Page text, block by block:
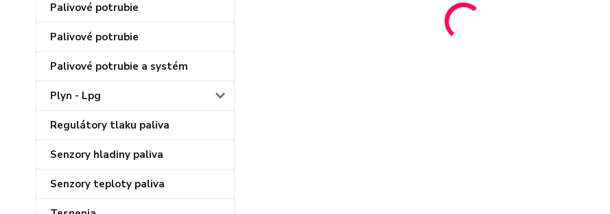
Palivové potrubie
Palivové potrubie
Palivové potrubie a systém
Plyn - Lpg
Regulátory tlaku paliva
Senzory hladiny paliva
Senzory teploty paliva